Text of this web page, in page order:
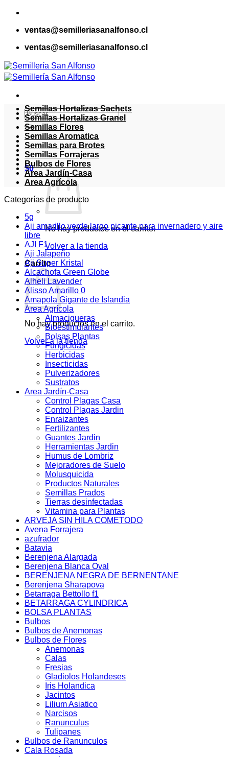
Saltar
contenidoventas@semilleriasanalfonso.cl
ventas@semilleriasanalfonso.cl
Buscar
por:
$0
No hay productos en el carrito.
Volver a la tienda
Carrito
No hay productos en el carrito.
Volver a la tienda
Semillas Hortalizas Sachets
Semillas Hortalizas Granel
Semillas Flores
Semillas Aromatica
Semillas para Brotes
Semillas Forrajeras
Bulbos de Flores
Area Jardín-Casa
Area Agrícola
Categorías de producto
5g
Aji amarillo verde largo picante para invernadero y aire
libre
AJI F1
Aji Jalapeño
Aji Super Kristal
Alcachofa Green Globe
Alheli Lavender
Alisso Amarillo 0
Amapola Gigante de Islandia
Area Agrícola
Almacigueras
Bioestimulantes
Bolsas Plantas
Fungicidas
Herbicidas
Insecticidas
Pulverizadores
Sustratos
Area Jardín-Casa
Control Plagas Casa
Control Plagas Jardin
Enraizantes
Fertilizantes
Guantes Jardin
Herramientas Jardin
Humus de Lombriz
Mejoradores de Suelo
Molusquicida
Productos Naturales
Semillas Prados
Tierras desinfectadas
Vitamina para Plantas
ARVEJA SIN HILA COMETODO
Avena Forrajera
azufrador
Batavia
Berenjena Alargada
Berenjena Blanca Oval
BERENJENA NEGRA DE BERNENTANE
Berenjena Sharapova
Betarraga Bettollo f1
BETARRAGA CYLINDRICA
BOLSA PLANTAS
Bulbos
Bulbos de Anemonas
Bulbos de Flores
Anemonas
Calas
Fresias
Gladiolos Holandeses
Iris Holandica
Jacintos
Lilium Asiatico
Narcisos
Ranunculus
Tulipanes
Bulbos de Ranunculos
Cala Rosada